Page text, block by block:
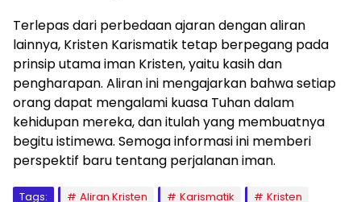
Terlepas dari perbedaan ajaran dengan aliran
lainnya, Kristen Karismatik tetap berpegang pada
prinsip utama iman Kristen, yaitu kasih dan
pengharapan. Aliran ini mengajarkan bahwa setiap
orang dapat mengalami kuasa Tuhan dalam
kehidupan mereka, dan itulah yang membuatnya
begitu istimewa. Semoga informasi ini memberi
perspektif baru tentang perjalanan iman.
Tags: Aliran Kristen Karismatik
Kristen